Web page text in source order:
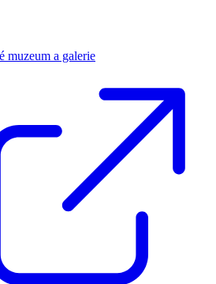
muzeum a galerie